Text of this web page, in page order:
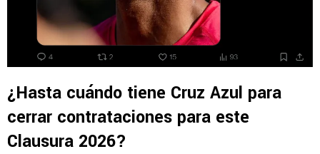
¿Hasta cuándo tiene Cruz Azul para
cerrar contrataciones para este
Clausura 2026?